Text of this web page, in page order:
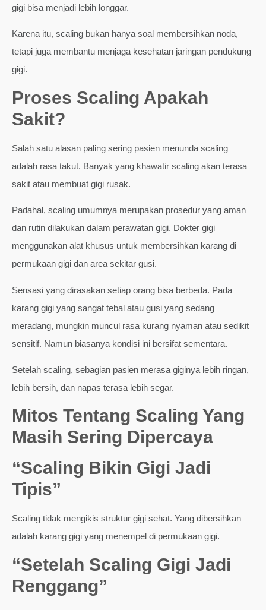
gigi bisa menjadi lebih longgar.
Karena itu, scaling bukan hanya soal membersihkan noda,
tetapi juga membantu menjaga kesehatan jaringan pendukung
gigi.
Proses Scaling Apakah
Sakit?
Salah satu alasan paling sering pasien menunda scaling
adalah rasa takut. Banyak yang khawatir scaling akan terasa
sakit atau membuat gigi rusak.
Padahal, scaling umumnya merupakan prosedur yang aman
dan rutin dilakukan dalam perawatan gigi. Dokter gigi
menggunakan alat khusus untuk membersihkan karang di
permukaan gigi dan area sekitar gusi.
Sensasi yang dirasakan setiap orang bisa berbeda. Pada
karang gigi yang sangat tebal atau gusi yang sedang
meradang, mungkin muncul rasa kurang nyaman atau sedikit
sensitif. Namun biasanya kondisi ini bersifat sementara.
Setelah scaling, sebagian pasien merasa giginya lebih ringan,
lebih bersih, dan napas terasa lebih segar.
Mitos Tentang Scaling Yang
Masih Sering Dipercaya
“Scaling Bikin Gigi Jadi
Tipis”
Scaling tidak mengikis struktur gigi sehat. Yang dibersihkan
adalah karang gigi yang menempel di permukaan gigi.
“Setelah Scaling Gigi Jadi
Renggang”